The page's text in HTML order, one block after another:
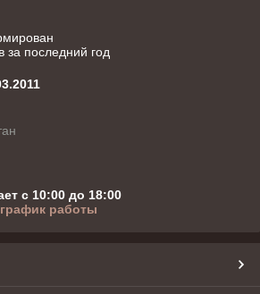
за последний год
с 10:00 до 18:00
работы